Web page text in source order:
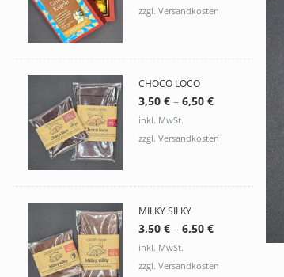
zzgl. Versandkosten
CHOCO LOCO
3,50 € – 6,50 €
inkl. MwSt.
zzgl. Versandkosten
MILKY SILKY
3,50 € – 6,50 €
inkl. MwSt.
zzgl. Versandkosten